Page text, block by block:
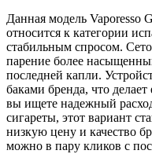
Данная модель Vaporesso
относится к категории
стабильным спросом.
парение более
последней капли.
баками бренда, что
вы ищете надежный
сигареты, этот вариант
низкую цену и качество
можно в пару кликов с